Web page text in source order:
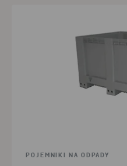
POJEMNIKI NA ODPADY